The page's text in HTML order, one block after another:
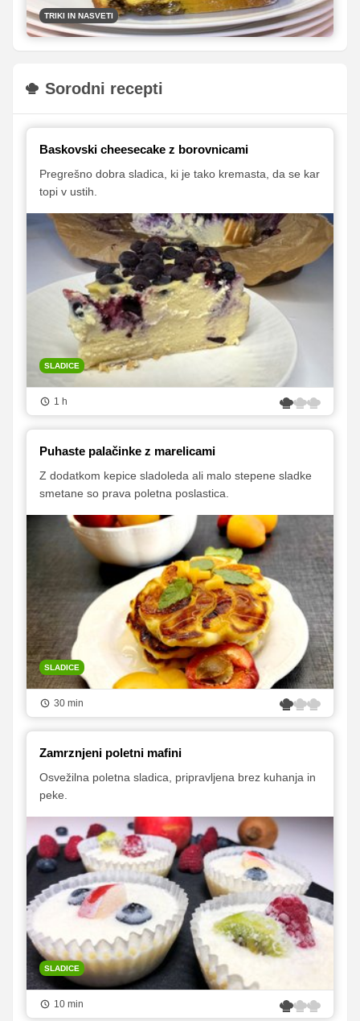
TRIKI IN NASVETI
Sorodni recepti
Baskovski cheesecake z borovnicami
Pregrešno dobra sladica, ki je tako kremasta, da se kar
topi v ustih.
SLADICE
1 h
Puhaste palačinke z marelicami
Z dodatkom kepice sladoleda ali malo stepene sladke
smetane so prava poletna poslastica.
SLADICE
30 min
Zamrznjeni poletni mafini
Osvežilna poletna sladica, pripravljena brez kuhanja in
peke.
SLADICE
10 min